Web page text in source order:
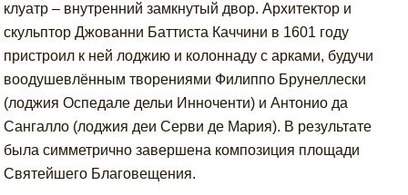
клуатр – внутренний замкнутый двор. Архитектор и
скульптор Джованни Баттиста Каччини в 1601 году
пристроил к ней лоджию и колоннаду с арками, будучи
воодушевлённым творениями Филиппо Брунеллески
(лоджия Оспедале дельи Инноченти) и Антонио да
Сангалло (лоджия деи Серви де Мария). В результате
была симметрично завершена композиция площади
Святейшего Благовещения.